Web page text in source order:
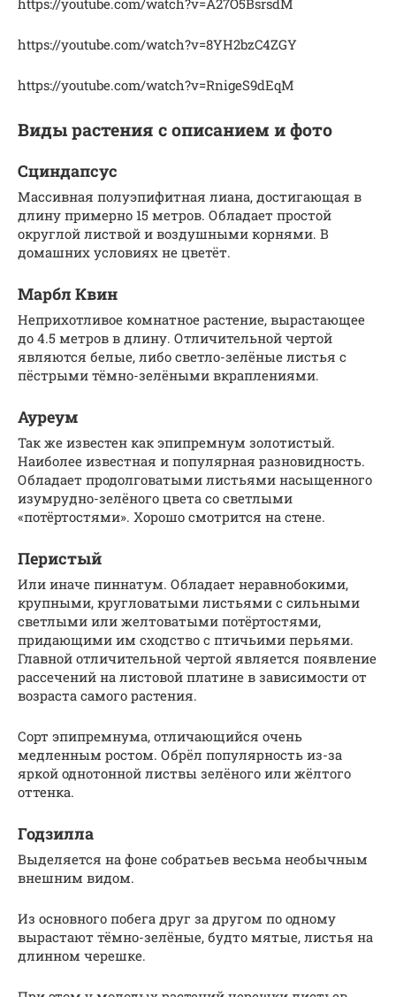
https://youtube.com/watch?v=8YH2bzC4ZGY
https://youtube.com/watch?v=RnigeS9dEqM
Виды растения с описанием и фото
Сциндапсус
Массивная полуэпифитная лиана, достигающая в
длину примерно 15 метров. Обладает простой
округлой листвой и воздушными корнями. В
домашних условиях не цветёт.
Марбл Квин
Неприхотливое комнатное растение, вырастающее
до 4.5 метров в длину. Отличительной чертой
являются белые, либо светло-зелёные листья с
пёстрыми тёмно-зелёными вкраплениями.
Ауреум
Так же известен как эпипремнум золотистый.
Наиболее известная и популярная разновидность.
Обладает продолговатыми листьями насыщенного
изумрудно-зелёного цвета со светлыми
«потёртостями». Хорошо смотрится на стене.
Перистый
Или иначе пиннатум. Обладает неравнобокими,
крупными, кругловатыми листьями с сильными
светлыми или желтоватыми потёртостями,
придающими им сходство с птичьими перьями.
Главной отличительной чертой является появление
рассечений на листовой платине в зависимости от
возраста самого растения.
Сорт эпипремнума, отличающийся очень
медленным ростом. Обрёл популярность из-за
яркой однотонной листвы зелёного или жёлтого
оттенка.
Годзилла
Выделяется на фоне собратьев весьма необычным
внешним видом.
Из основного побега друг за другом по одному
вырастают тёмно-зелёные, будто мятые, листья на
длинном черешке.